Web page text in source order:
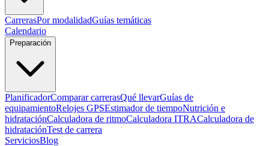
CarrerasPor modalidadGuías temáticas
Calendario
Preparación
PlanificadorComparar carrerasQué llevarGuías de
equipamientoRelojes GPSEstimador de tiempoNutrición e
hidrataciónCalculadora de ritmoCalculadora ITRACalculadora de
hidrataciónTest de carrera
ServiciosBlog